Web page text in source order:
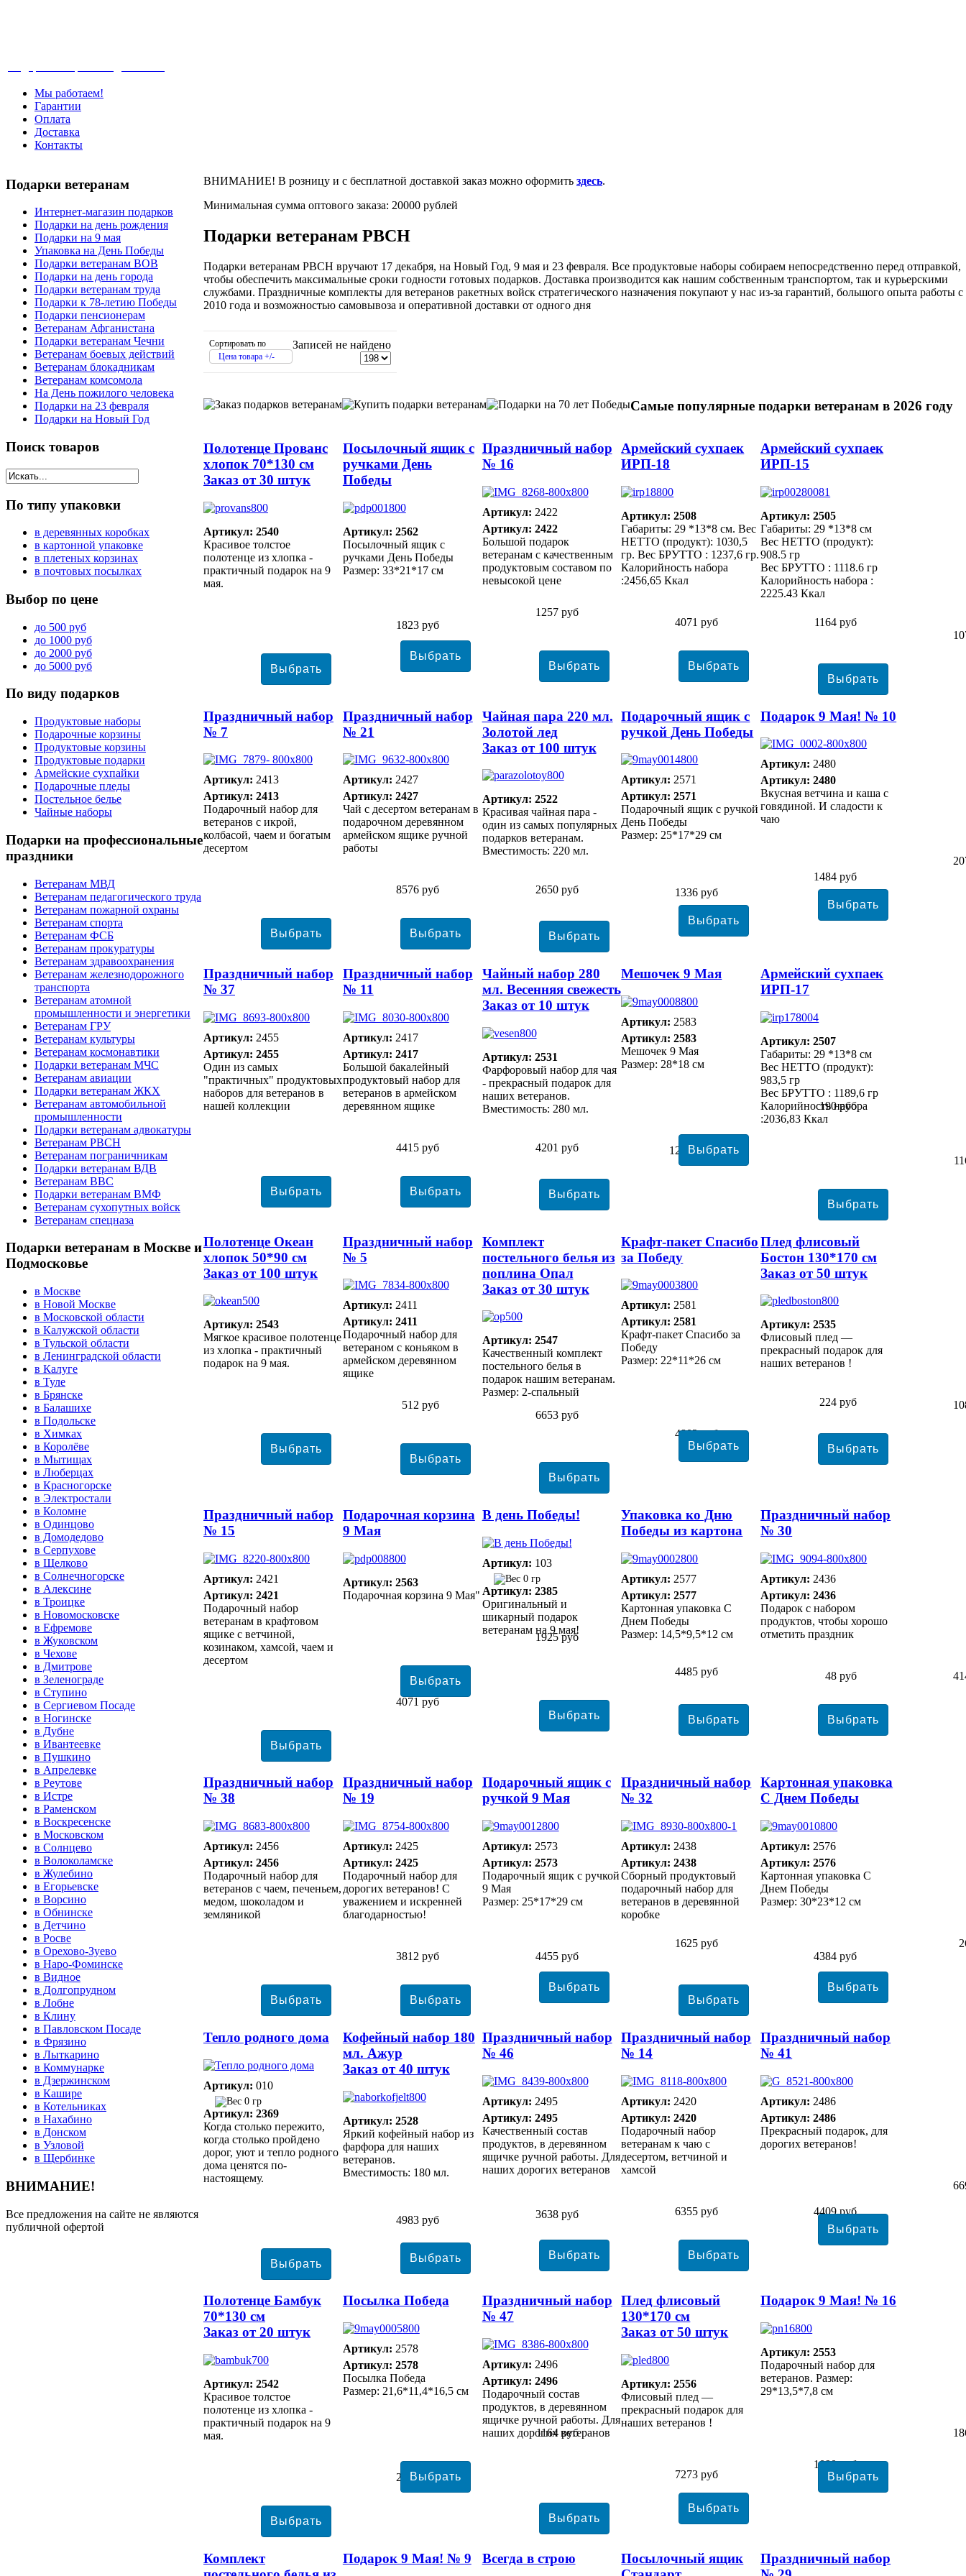
Мы работаем!
Гарантии
Оплата
Доставка
Контакты
ВНИМАНИЕ! В розницу и с бесплатной доставкой заказ можно оформить здесь.
Минимальная сумма оптового заказа: 20000 рублей
Подарки ветеранам РВСН
Подарки ветеранам РВСН вручают 17 декабря, на Новый Год, 9 мая и 23 февраля. Все продуктовые наборы собираем непосредственно перед отправкой,
чтобы обеспечить максимальные сроки годности готовых подарков. Доставка производится как нашим собственным транспортом, так и курьерскими
службами. Праздничные комплекты для ветеранов ракетных войск стратегического назначения покупают у нас из-за гарантий, большого опыта работы с
2010 года и возможностью самовывоза и оперативной доставки от одного дня
Сортировать по
Цена товара +/-
Записей не найдено
Самые популярные подарки ветеранам в 2026 году
Полотенце Прованс
хлопок 70*130 см
Заказ от 30 штук
Артикул: 2540
Красивое толстое
полотенце из хлопка -
практичный подарок на 9
мая.
1823 руб
Посылочный ящик с
ручками День
Победы
Артикул: 2562
Посылочный ящик с
ручками День Победы
Размер: 33*21*17 см
1257 руб
Праздничный набор
№ 16
Артикул: 2422
Артикул: 2422
Большой подарок
ветеранам с качественным
продуктовым составом по
невысокой цене
4071 руб
Армейский сухпаек
ИРП-18
Артикул: 2508
Габариты: 29 *13*8 см. Вес
НЕТТО (продукт): 1030,5
гр. Вес БРУТТО : 1237,6 гр.
Калорийность набора
:2456,65 Ккал
1164 руб
Армейский сухпаек
ИРП-15
Артикул: 2505
Габариты: 29 *13*8 см
Вес НЕТТО (продукт):
908.5 гр
Вес БРУТТО : 1118.6 гр
Калорийность набора :
2225.43 Ккал
Праздничный набор
№ 7
Артикул: 2413
Артикул: 2413
Подарочный набор для
ветеранов с икрой,
колбасой, чаем и богатым
десертом
8576 руб
Праздничный набор
№ 21
Артикул: 2427
Артикул: 2427
Чай с десертом ветеранам в
подарочном деревянном
армейском ящике ручной
работы
2650 руб
Чайная пара 220 мл.
Золотой лед
Заказ от 100 штук
Артикул: 2522
Красивая чайная пара -
один из самых популярных
подарков ветеранам.
Вместимость: 220 мл.
1336 руб
Подарочный ящик с
ручкой День Победы
Артикул: 2571
Артикул: 2571
Подарочный ящик с ручкой
День Победы
Размер: 25*17*29 см
1484 руб
Подарок 9 Мая! № 10
Артикул: 2480
Артикул: 2480
Вкусная ветчина и каша с
говядиной. И сладости к
чаю
Праздничный набор
№ 37
Артикул: 2455
Артикул: 2455
Один из самых
"практичных" продуктовых
наборов для ветеранов в
нашей коллекции
4415 руб
Праздничный набор
№ 11
Артикул: 2417
Артикул: 2417
Большой бакалейный
продуктовый набор для
ветеранов в армейском
деревянном ящике
4201 руб
Чайный набор 280
мл. Весенняя свежесть
Заказ от 10 штук
Артикул: 2531
Фарфоровый набор для чая
- прекрасный подарок для
наших ветеранов.
Вместимость: 280 мл.
12209 руб
Мешочек 9 Мая
Артикул: 2583
Артикул: 2583
Мешочек 9 Мая
Размер: 28*18 см
190 руб
Армейский сухпаек
ИРП-17
Артикул: 2507
Габариты: 29 *13*8 см
Вес НЕТТО (продукт):
983,5 гр
Вес БРУТТО : 1189,6 гр
Калорийность набора
:2036,83 Ккал
Полотенце Океан
хлопок 50*90 см
Заказ от 100 штук
Артикул: 2543
Мягкое красивое полотенце
из хлопка - практичный
подарок на 9 мая.
512 руб
Праздничный набор
№ 5
Артикул: 2411
Артикул: 2411
Подарочный набор для
ветераном с коньяком в
армейском деревянном
ящике
6653 руб
Комплект
постельного белья из
поплина Опал
Заказ от 30 штук
Артикул: 2547
Качественный комплект
постельного белья в
подарок нашим ветеранам.
Размер: 2-спальный
4802 руб
Крафт-пакет Спасибо
за Победу
Артикул: 2581
Артикул: 2581
Крафт-пакет Спасибо за
Победу
Размер: 22*11*26 см
224 руб
Плед флисовый
Бостон 130*170 см
Заказ от 50 штук
Артикул: 2535
Флисовый плед —
прекрасный подарок для
наших ветеранов !
Праздничный набор
№ 15
Артикул: 2421
Артикул: 2421
Подарочный набор
ветеранам в крафтовом
ящике с ветчиной,
козинаком, хамсой, чаем и
десертом
4071 руб
Подарочная корзина
9 Мая
Артикул: 2563
Подарочная корзина 9 Мая"
1925 руб
В день Победы!
Артикул: 103
0 гр
Артикул: 2385
Оригинальный и
шикарный подарок
ветеранам на 9 мая!
4485 руб
Упаковка ко Дню
Победы из картона
Артикул: 2577
Артикул: 2577
Картонная упаковка С
Днем Победы
Размер: 14,5*9,5*12 см
48 руб
Праздничный набор
№ 30
Артикул: 2436
Артикул: 2436
Подарок с набором
продуктов, чтобы хорошо
отметить праздник
Праздничный набор
№ 38
Артикул: 2456
Артикул: 2456
Подарочный набор для
ветеранов с чаем, печеньем,
медом, шоколадом и
земляникой
3812 руб
Праздничный набор
№ 19
Артикул: 2425
Артикул: 2425
Подарочный набор для
дорогих ветеранов! С
уважением и искренней
благодарностью!
4455 руб
Подарочный ящик с
ручкой 9 Мая
Артикул: 2573
Артикул: 2573
Подарочный ящик с ручкой
9 Мая
Размер: 25*17*29 см
1625 руб
Праздничный набор
№ 32
Артикул: 2438
Артикул: 2438
Сборный продуктовый
подарочный набор для
ветеранов в деревянной
коробке
4384 руб
Картонная упаковка
С Днем Победы
Артикул: 2576
Артикул: 2576
Картонная упаковка С
Днем Победы
Размер: 30*23*12 см
Тепло родного дома
Артикул: 010
0 гр
Артикул: 2369
Когда столько пережито,
когда столько пройдено
дорог, уют и тепло родного
дома ценятся по-
настоящему.
4983 руб
Кофейный набор 180
мл. Ажур
Заказ от 40 штук
Артикул: 2528
Яркий кофейный набор из
фарфора для наших
ветеранов.
Вместимость: 180 мл.
3638 руб
Праздничный набор
№ 46
Артикул: 2495
Артикул: 2495
Качественный состав
продуктов, в деревянном
ящичке ручной работы. Для
наших дорогих ветеранов
6355 руб
Праздничный набор
№ 14
Артикул: 2420
Артикул: 2420
Подарочный набор
ветеранам к чаю с
десертом, ветчиной и
хамсой
4409 руб
Праздничный набор
№ 41
Артикул: 2486
Артикул: 2486
Прекрасный подарок, для
дорогих ветеранов!
Полотенце Бамбук
70*130 см
Заказ от 20 штук
Артикул: 2542
Красивое толстое
полотенце из хлопка -
практичный подарок на 9
мая.
2188 руб
Посылка Победа
Артикул: 2578
Артикул: 2578
Посылка Победа
Размер: 21,6*11,4*16,5 см
1164 руб
Праздничный набор
№ 47
Артикул: 2496
Артикул: 2496
Подарочный состав
продуктов, в деревянном
ящичке ручной работы. Для
наших дорогих ветеранов
7273 руб
Плед флисовый
130*170 см
Заказ от 50 штук
Артикул: 2556
Флисовый плед —
прекрасный подарок для
наших ветеранов !
1090 руб
Подарок 9 Мая! № 16
Артикул: 2553
Подарочный набор для
ветеранов. Размер:
29*13,5*7,8 см
Комплект
Подарок 9 Мая! № 9 Всегда в строю
Посылочный ящик
Праздничный набор
Подарки ветеранам
Интернет-магазин подарков
Подарки на день рождения
Подарки на 9 мая
Упаковка на День Победы
Подарки ветеранам ВОВ
Подарки на день города
Подарки ветеранам труда
Подарки к 78-летию Победы
Подарки пенсионерам
Ветеранам Афганистана
Подарки ветеранам Чечни
Ветеранам боевых действий
Ветеранам блокадникам
Ветеранам комсомола
На День пожилого человека
Подарки на 23 февраля
Подарки на Новый Год
Поиск товаров
По типу упаковки
в деревянных коробках
в картонной упаковке
в плетеных корзинах
в почтовых посылках
Выбор по цене
до 500 руб
до 1000 руб
до 2000 руб
до 5000 руб
По виду подарков
Продуктовые наборы
Подарочные корзины
Продуктовые корзины
Продуктовые подарки
Армейские сухпайки
Подарочные пледы
Постельное белье
Чайные наборы
Подарки на профессиональные
праздники
Ветеранам МВД
Ветеранам педагогического труда
Ветеранам пожарной охраны
Ветеранам спорта
Ветеранам ФСБ
Ветеранам прокуратуры
Ветеранам здравоохранения
Ветеранам железнодорожного
транспорта
Ветеранам атомной
промышленности и энергетики
Ветеранам ГРУ
Ветеранам культуры
Ветеранам космонавтики
Подарки ветеранам МЧС
Ветеранам авиации
Подарки ветеранам ЖКХ
Ветеранам автомобильной
промышленности
Подарки ветеранам адвокатуры
Ветеранам РВСН
Ветеранам пограничникам
Подарки ветеранам ВДВ
Ветеранам ВВС
Подарки ветеранам ВМФ
Ветеранам сухопутных войск
Ветеранам спецназа
Подарки ветеранам в Москве и
Подмосковье
в Москве
в Новой Москве
в Московской области
в Калужской области
в Тульской области
в Ленинградской области
в Калуге
в Туле
в Брянске
в Балашихе
в Подольске
в Химках
в Королёве
в Мытищах
в Люберцах
в Красногорске
в Электростали
в Коломне
в Одинцово
в Домодедово
в Серпухове
в Щелково
в Солнечногорске
в Алексине
в Троицке
в Новомосковске
в Ефремове
в Жуковском
в Чехове
в Дмитрове
в Зеленограде
в Ступино
в Сергиевом Посаде
в Ногинске
в Дубне
в Ивантеевке
в Пушкино
в Апрелевке
в Реутове
в Истре
в Раменском
в Воскресенске
в Московском
в Солнцево
в Волоколамске
в Жулебино
в Егорьевске
в Ворсино
в Обнинске
в Детчино
в Росве
в Орехово-Зуево
в Наро-Фоминске
в Видное
в Долгопрудном
в Лобне
в Клину
в Павловском Посаде
в Фрязино
в Лыткарино
в Коммунарке
в Дзержинском
в Кашире
в Котельниках
в Нахабино
в Донском
в Узловой
в Щербинке
ВНИМАНИЕ!
Все предложения на сайте не являются
публичной офертой